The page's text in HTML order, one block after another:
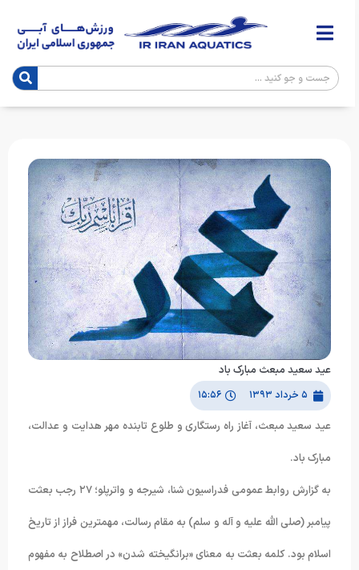
عید سعید مبعث مبارک باد
۵ خرداد ۱۳۹۳ ۱۵:۵۶
عید سعید مبعث، آغاز راه رستگارى و طلوع تابنده مهر هدایت و عدالت،
مبارک باد.
به گزارش روابط عمومی فدراسیون شنا، شیرجه و واترپلو؛ ۲۷ رجب بعثت
پیامبر (صلی الله علیه و آله و سلم) به مقام رسالت، مهمترین فراز از تاریخ
اسلام بود. کلمه بعثت به معنای «برانگیخته شدن» در اصطلاح به مفهوم